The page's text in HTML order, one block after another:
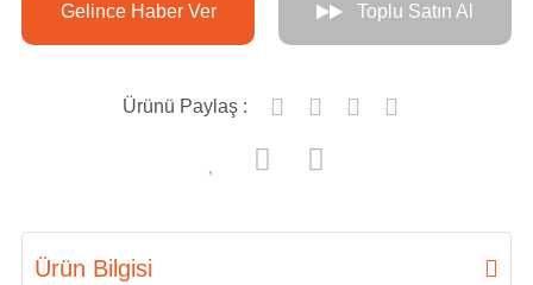
Gelince Haber Ver Toplu Satın Al
Ürünü Paylaş :
Ürün Bilgisi